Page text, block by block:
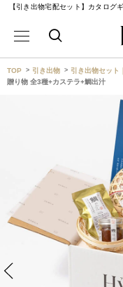
【引き出物宅配セット】カタロ
TOP 引き出物 引き出物セット
贈り物 全3種+カステラ+鯛出汁